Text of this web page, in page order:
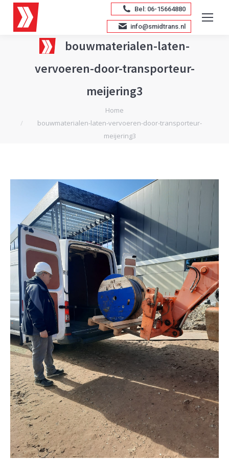
Bel: 06-15664880
info@smidtrans.nl
bouwmaterialen-laten-
vervoeren-door-transporteur-
meijering3
Home
bouwmaterialen-laten-vervoeren-door-transporteur-
meijering3